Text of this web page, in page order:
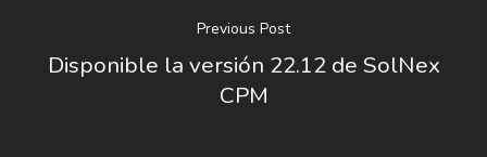
Previous Post
Disponible la versión 22.12 de SolNex
CPM